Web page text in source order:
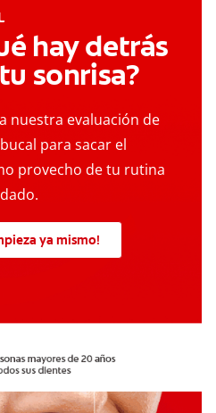
hay detrás
sonrisa?
nuestra evaluación de
para sacar el
provecho de tu rutina
ya mismo!